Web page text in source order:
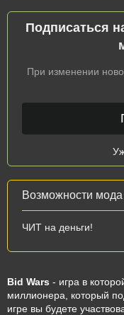
Подписаться
При изменении
Возможности мода
ЧИТ на деньги!
Bid Wars - игра в
миллионера, который
игре вы будете